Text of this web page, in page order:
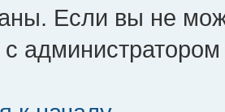
Если вы не
с